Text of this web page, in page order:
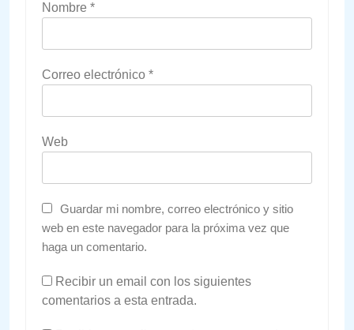
Nombre *
Correo electrónico *
Web
Guardar mi nombre, correo electrónico y sitio
web en este navegador para la próxima vez que
haga un comentario.
Recibir un email con los siguientes
comentarios a esta entrada.